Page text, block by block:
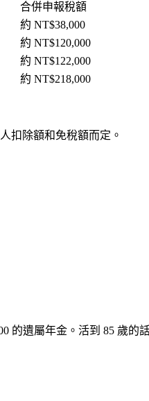
合併申報稅額
約 NT$38,000
約 NT$120,000
約 NT$122,000
約 NT$218,000
扣除額和免稅額而定。
的遺屬年金。活到 85 歲的